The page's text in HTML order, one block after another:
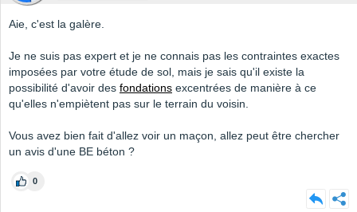
Aie, c'est la galère.
Je ne suis pas expert et je ne connais pas les contraintes exactes
imposées par votre étude de sol, mais je sais qu'il existe la
possibilité d'avoir des fondations excentrées de manière à ce
qu'elles n'empiètent pas sur le terrain du voisin.
Vous avez bien fait d'allez voir un maçon, allez peut être chercher
un avis d'une BE béton ?
0